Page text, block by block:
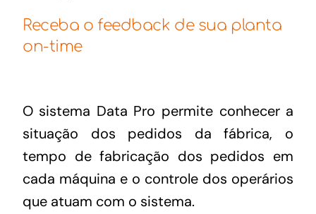
Receba o feedback de sua planta
on-time
O sistema Data Pro permite conhecer a
situação dos pedidos da fábrica, o
tempo de fabricação dos pedidos em
cada máquina e o controle dos operários
que atuam com o sistema.